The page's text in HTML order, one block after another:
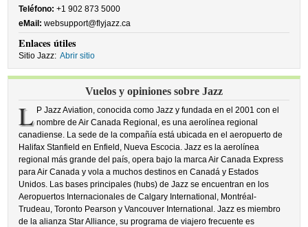
Teléfono: +1 902 873 5000
eMail: websupport@flyjazz.ca
Enlaces útiles
Sitio Jazz: Abrir sitio
Vuelos y opiniones sobre Jazz
L P Jazz Aviation, conocida como Jazz y fundada en el 2001 con el
nombre de Air Canada Regional, es una aerolínea regional
canadiense. La sede de la compañía está ubicada en el aeropuerto de
Halifax Stanfield en Enfield, Nueva Escocia. Jazz es la aerolínea
regional más grande del país, opera bajo la marca Air Canada Express
para Air Canada y vola a muchos destinos en Canadá y Estados
Unidos. Las bases principales (hubs) de Jazz se encuentran en los
Aeropuertos Internacionales de Calgary International, Montréal-
Trudeau, Toronto Pearson y Vancouver International. Jazz es miembro
de la alianza Star Alliance, su programa de viajero frecuente es